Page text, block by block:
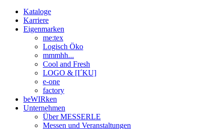
Kataloge
Karriere
Eigenmarken
me:tex
Logisch Öko
mmmhh...
Cool and Fresh
LOGO & [I´KU]
e-one
factory
beWIRken
Unternehmen
Über MESSERLE
Messen und Veranstaltungen